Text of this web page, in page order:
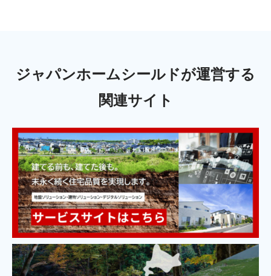
ジャパンホームシールドが運営する
関連サイト